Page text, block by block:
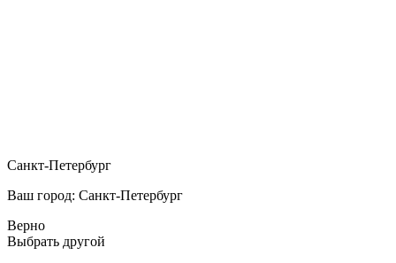
Санкт-Петербург
Ваш город: Санкт-Петербург
Верно
Выбрать другой